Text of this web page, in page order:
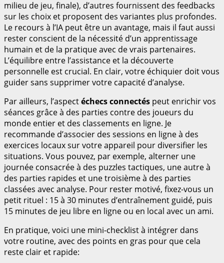
milieu de jeu, finale), d’autres fournissent des feedbacks
sur les choix et proposent des variantes plus profondes.
Le recours à l’IA peut être un avantage, mais il faut aussi
rester conscient de la nécessité d’un apprentissage
humain et de la pratique avec de vrais partenaires.
L’équilibre entre l’assistance et la découverte
personnelle est crucial. En clair, votre échiquier doit vous
guider sans supprimer votre capacité d’analyse.
Par ailleurs, l’aspectéchecs connectés peut enrichir vos
séances grâce à des parties contre des joueurs du
monde entier et des classements en ligne. Je
recommande d’associer des sessions en ligne à des
exercices locaux sur votre appareil pour diversifier les
situations. Vous pouvez, par exemple, alterner une
journée consacrée à des puzzles tactiques, une autre à
des parties rapides et une troisième à des parties
classées avec analyse. Pour rester motivé, fixez-vous un
petit rituel : 15 à 30 minutes d’entraînement guidé, puis
15 minutes de jeu libre en ligne ou en local avec un ami.
En pratique, voici une mini-checklist à intégrer dans
votre routine, avec des points en gras pour que cela
reste clair et rapide: